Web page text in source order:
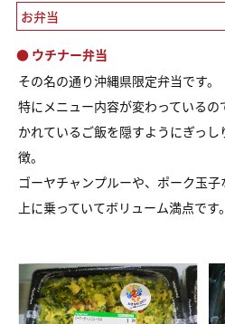
お弁当
● ウチナー弁当
その名の通り沖縄県限定弁当です。
特にメニュー内容が変わっている
かれているご飯を隠すようにぎっ
徴。
ゴーヤチャンプルーや、ポーク玉
上に乗っていてボリューム満点です。